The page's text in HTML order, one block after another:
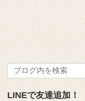
LINEで友達追加！